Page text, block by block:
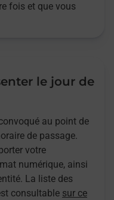
fois et que vous
le jour de
au point de
de passage.
votre
numérique, ainsi
La liste des
consultable sur ce